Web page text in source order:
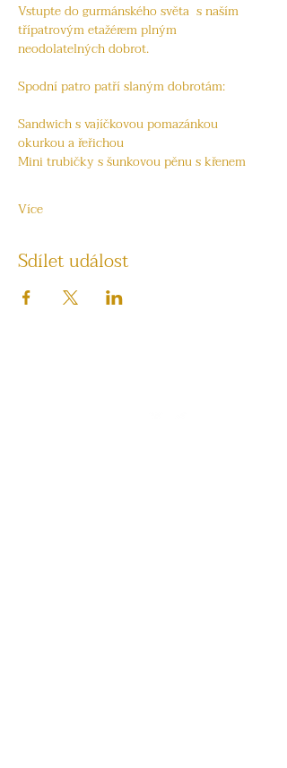
Vstupte do gurmánského světa  s naším
třípatrovým etažérem plným
neodolatelných dobrot.
Spodní patro patří slaným dobrotám:
Sandwich s vajíčkovou pomazánkou
okurkou a řeřichou
Mini trubičky s šunkovou pěnu s křenem
Více
Sdílet událost